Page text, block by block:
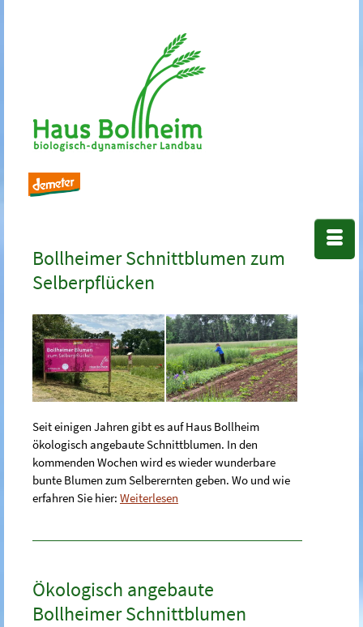
Bollheimer Schnittblumen zum
Selberpflücken
Seit einigen Jahren gibt es auf Haus Bollheim
ökologisch angebaute Schnittblumen. In den
kommenden Wochen wird es wieder wunderbare
bunte Blumen zum Selberernten geben. Wo und wie
erfahren Sie hier: Weiterlesen
Ökologisch angebaute
Bollheimer Schnittblumen